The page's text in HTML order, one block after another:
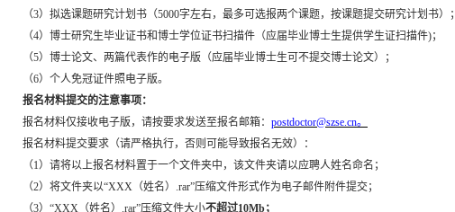
（3）拟选课题研究计划书（5000字左右，最多可选报两个课题，按课题提交研究计划书）；
（4）博士研究生毕业证书和博士学位证书扫描件（应届毕业博士生提供学生证扫描件)；
（5）博士论文、两篇代表作的电子版（应届毕业博士生可不提交博士论文）；
（6）个人免冠证件照电子版。
报名材料提交的注意事项：
报名材料仅接收电子版，请按要求发送至报名邮箱： postdoctor@szse.cn。
报名材料提交要求（请严格执行，否则可能导致报名无效）：
（1）请将以上报名材料置于一个文件夹中，该文件夹请以应聘人姓名命名；
（2）将文件夹以“XXX （姓名） .rar”压缩文件形式作为电子邮件附件提交；
（3）“XXX （姓名） .rar”压缩文件大小不超过10Mb；